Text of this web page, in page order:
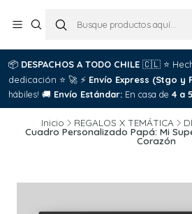
📦 DESPACHOS A TODO CHILE 🇨🇱 ⭐
dedicación ⭐ 🚀 ⚡ Envío Express (Stgo y
hábiles! 🚚 Envío Estándar: En casa de 4 a
Inicio REGALOS X TEMÁTICA
Cuadro Personalizado Papá: Mi
Corazón